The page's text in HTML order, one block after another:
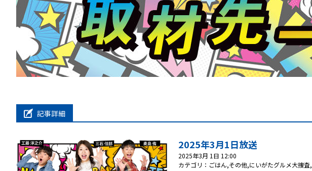
記事詳細
2025年3月1日放送
2025年3月 1日 12:00
カテゴリ：ごはん,その他,にいがたグルメ大捜査,